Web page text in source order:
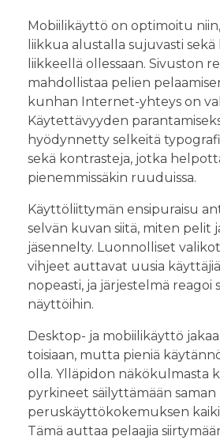
Mobiilikäyttö on optimoitu
liikkua alustalla sujuvasti
liikkeellä ollessaan. Sivuston
mahdollistaa pelien
kunhan Internet-yhteys on
Käytettävyyden
hyödynnetty selkeitä
sekä kontrasteja, jotka
pienemmissäkin ruuduissa.
Käyttöliittymän ensipuraisu
selvän kuvan siitä, miten pelit
jäsennelty. Luonnolliset
vihjeet auttavat uusia
nopeasti, ja järjestelmä reagoi
näyttöihin.
Desktop- ja mobiilikäyttö
toisiaan, mutta pieniä
olla. Ylläpidon näkökulmasta
pyrkineet säilyttämään saman
peruskäyttökokemuksen
Tämä auttaa pelaajia